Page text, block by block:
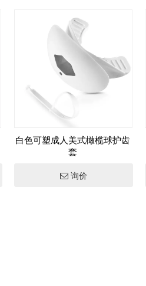
白色可塑成人美式橄榄球护齿
套
询价